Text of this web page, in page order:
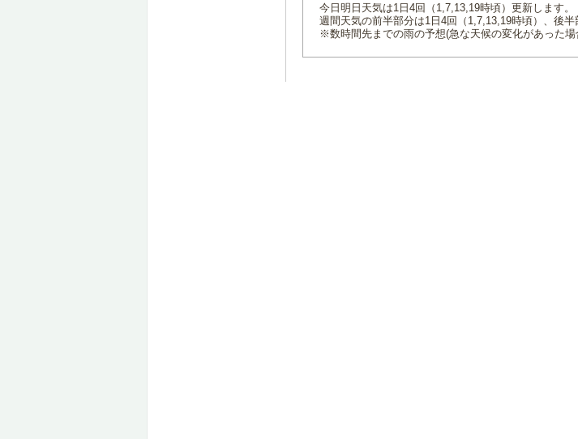
今日明日天気は1日4回（1,7,13,19時頃）更新します。
週間天気の前半部分は1日4回（1,7,13,19時頃）、後半
※数時間先までの雨の予想(急な天候の変化があった